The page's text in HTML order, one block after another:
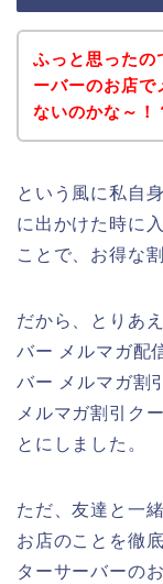
ふっと思ったの
ーバーのお店で
ないのかな～！
という風に私自
に出かけた時に
ことで、お得な
だから、とりあ
バー メルマガ配
バー メルマガ割
メルマガ割引ク
とにしました。
ただ、友達と一
お店のことを徹
ターサーバーの